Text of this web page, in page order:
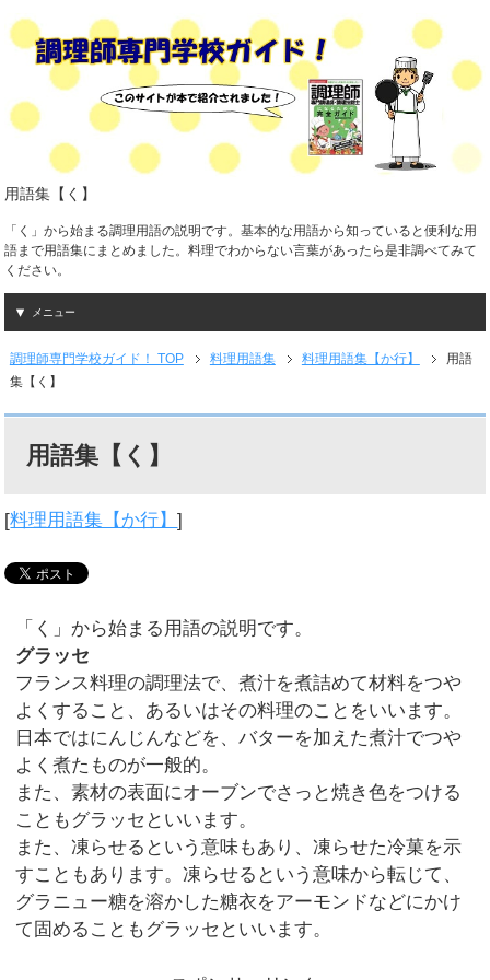
用語集【く】
「く」から始まる調理用語の説明です。基本的な用語から知っていると便利な用
語まで用語集にまとめました。料理でわからない言葉があったら是非調べてみて
ください。
メニュー
調理師専門学校ガイド！ TOP 料理用語集 料理用語集【か行】
用語
集【く】
用語集【く】
[料理用語集【か行】]
「く」から始まる用語の説明です。
グラッセ
フランス料理の調理法で、煮汁を煮詰めて材料をつや
よくすること、あるいはその料理のことをいいます。
日本ではにんじんなどを、バターを加えた煮汁でつや
よく煮たものが一般的。
また、素材の表面にオーブンでさっと焼き色をつける
こともグラッセといいます。
また、凍らせるという意味もあり、凍らせた冷菓を示
すこともあります。凍らせるという意味から転じて、
グラニュー糖を溶かした糖衣をアーモンドなどにかけ
て固めることもグラッセといいます。